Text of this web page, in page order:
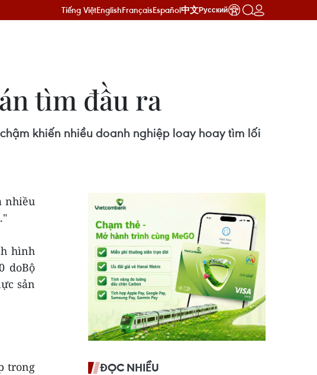
Tiếng ViệtEnglishFrançaisEspañol中文Русский
tìm đầu ra
khiến nhiều doanh nghiệp loay hoay tìm lối
nhiều
hình
doBộ
sản
trong
ĐỌC NHIỀU